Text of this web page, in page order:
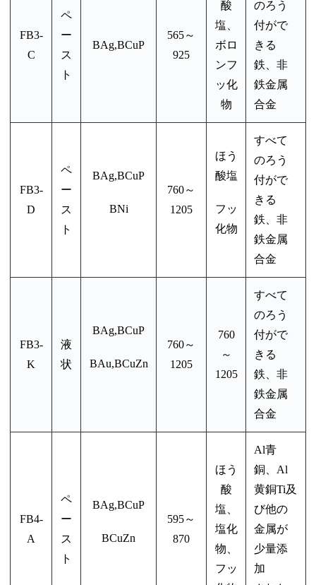
FB3-
C
ペ
ー
ス
ト
BAg,BCuP
565～
925
酸
塩、
ボロ
ンフ
ッ化
物
のろう
付がで
きる
鉄、非
鉄金属
合金
FB3-
D
ペ
ー
ス
ト
BAg,BCuP
BNi
760～
1205
ほう
酸塩
フッ
化物
すべて
のろう
付がで
きる
鉄、非
鉄金属
合金
FB3-
K
液
状
BAg,BCuP
BAu,BCuZn
760～
1205
760
～
1205
すべて
のろう
付がで
きる
鉄、非
鉄金属
合金
FB4-
A
ペ
ー
ス
ト
BAg,BCuP
BCuZn
595～
870
ほう
酸
塩、
塩化
物、
フッ
Al青
銅、Al
黄銅Ti及
び他の
金属が
少量添
加